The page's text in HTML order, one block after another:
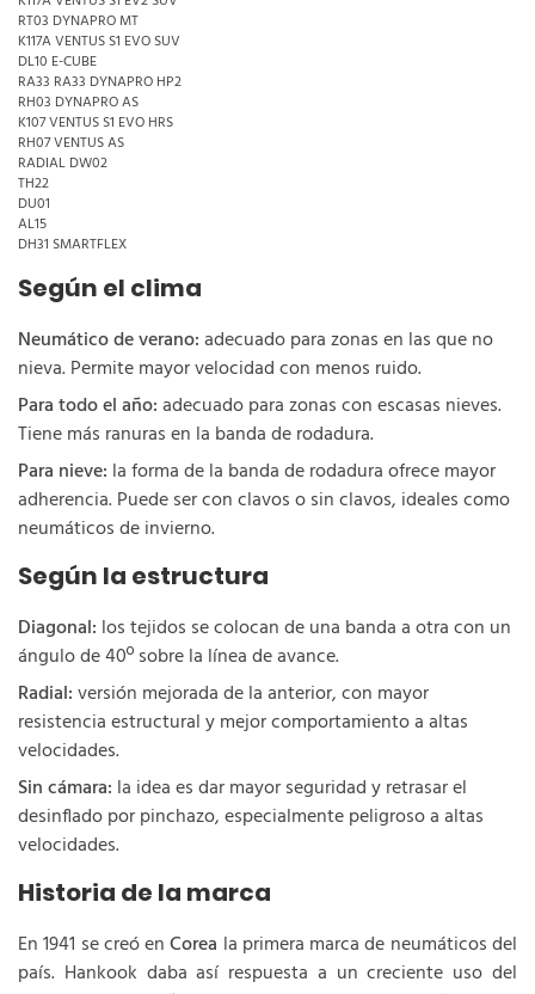
RT03 DYNAPRO MT
K117A VENTUS S1 EVO SUV
DL10 E-CUBE
RA33 RA33 DYNAPRO HP2
RH03 DYNAPRO AS
K107 VENTUS S1 EVO HRS
RH07 VENTUS AS
RADIAL DW02
TH22
DU01
AL15
DH31 SMARTFLEX
Según el clima
Neumático de verano:adecuado para zonas en las que no
nieva. Permite mayor velocidad con menos ruido.
Para todo el año:adecuado para zonas con escasas nieves.
Tiene más ranuras en la banda de rodadura.
Para nieve: la forma de la banda de rodadura ofrece mayor
adherencia. Puede ser con clavos o sin clavos, ideales como
neumáticos de invierno.
Según la estructura
Diagonal: los tejidos se colocan de una banda a otra con un
ángulo de 40º sobre la línea de avance.
Radial:versión mejorada de la anterior, con mayor
resistencia estructural y mejor comportamiento a altas
velocidades.
Sin cámara: la idea es dar mayor seguridad y retrasar el
desinflado por pinchazo, especialmente peligroso a altas
velocidades.
Historia de la marca
En 1941 se creó enCorea la primera marca de neumáticos del
país. Hankook daba así respuesta a un creciente uso del